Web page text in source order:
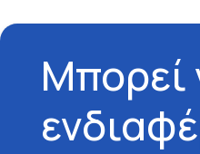
Μπορεί